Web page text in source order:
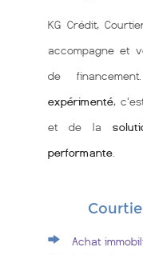
KG Crédit,
accompagne et
de
expérimenté,
et de la
performante
Achat